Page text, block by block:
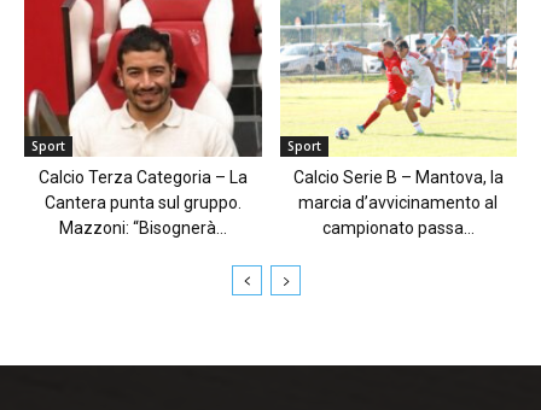
Sport
Calcio Terza Categoria – La
Cantera punta sul gruppo.
Mazzoni: “Bisognerà...
Sport
Calcio Serie B – Mantova, la
marcia d’avvicinamento al
campionato passa...